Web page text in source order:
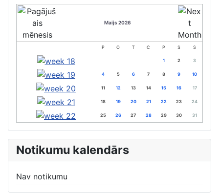
Maijs 2026
P O T C P S S
1 2 3
4 5 6 7 8 9 10
11 12 13 14 15 16 17
18 19 20 21 22 23 24
25 26 27 28 29 30 31
Notikumu kalendārs
Nav notikumu